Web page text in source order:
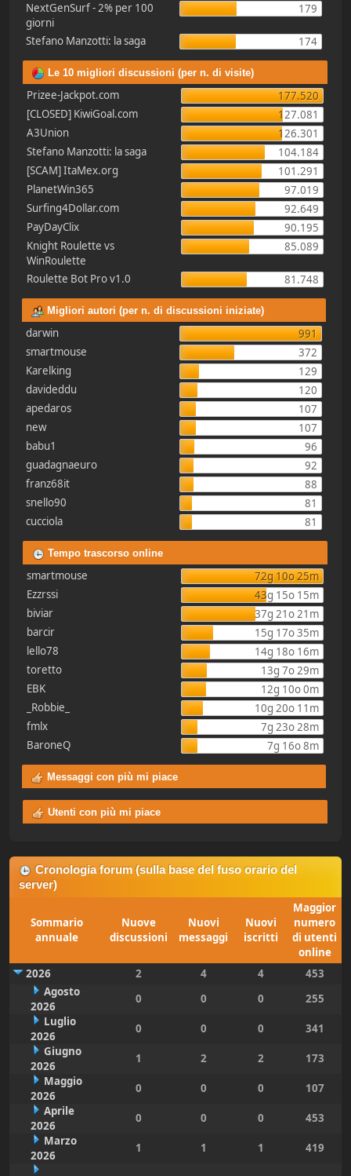
NextGenSurf - 2% per 100
giorni
179
Stefano Manzotti: la saga 174
Le 10 migliori discussioni (per n. di visite)
Prizee-Jackpot.com
177.520
[CLOSED] KiwiGoal.com
127.081
A3Union
126.301
Stefano Manzotti: la saga
104.184
[SCAM] ItaMex.org
101.291
PlanetWin365
97.019
Surfing4Dollar.com
92.649
PayDayClix
90.195
Knight Roulette vs
WinRoulette
85.089
Roulette Bot Pro v1.0 81.748
Migliori autori (per n. di discussioni iniziate)
darwin
991
smartmouse
372
Karelking
129
davideddu
120
apedaros
107
new
107
babu1
96
guadagnaeuro
92
franz68it
88
snello90
81
cucciola
81
Tempo trascorso online
smartmouse
72g 10o 25m
Ezzrssi
43g 15o 15m
biviar
37g 21o 21m
barcir
15g 17o 35m
lello78
14g 18o 16m
toretto
13g 7o 29m
EBK
12g 10o 0m
_Robbie_
10g 20o 11m
fmlx
7g 23o 28m
BaroneQ
7g 16o 8m
Messaggi con più mi piace
Utenti con più mi piace
Cronologia forum (sulla base del fuso orario del
server)
Sommario
annuale
Nuove
discussioni
Nuovi
messaggi
Nuovi
iscritti
Maggior
numero
di utenti
online
2026
2 4 4
453
Agosto
2026
0 0 0
255
Luglio
2026
0 0 0
341
Giugno
2026
1 2 2
173
Maggio
2026
0 0 0
107
Aprile
2026
0 0 0
453
Marzo
2026
1 1 1 419